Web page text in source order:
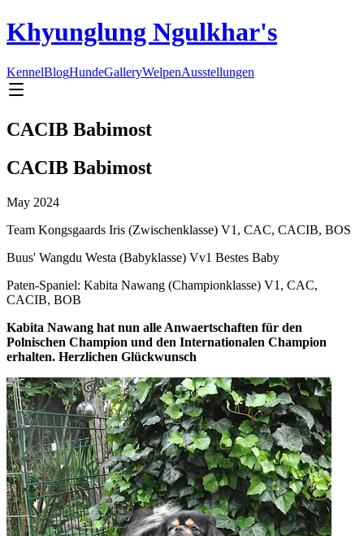
Khyunglung Ngulkhar's
KennelBlogHundeGalleryWelpenAusstellungen
CACIB Babimost
CACIB Babimost
May 2024
Team Kongsgaards Iris (Zwischenklasse) V1, CAC, CACIB, BOS
Buus' Wangdu Westa (Babyklasse) Vv1 Bestes Baby
Paten-Spaniel: Kabita Nawang (Championklasse) V1, CAC,
CACIB, BOB
Kabita Nawang hat nun alle Anwaertschaften für den
Polnischen Champion und den Internationalen Champion
erhalten. Herzlichen Glückwunsch